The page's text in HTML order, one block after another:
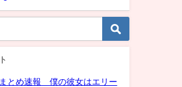
とめ速報 僕の彼女はエリー